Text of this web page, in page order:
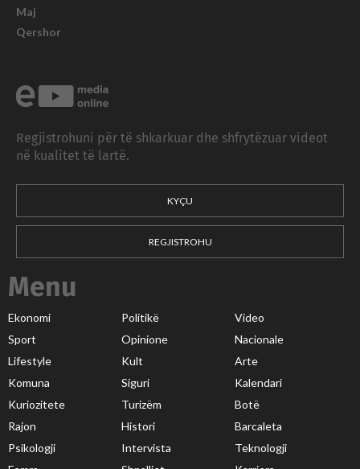
Maj
Qershor
Regjistrohuni për të shkarkuar dhe shfrytëzuar videot
në kualitet të lartë.
KYÇU
REGJISTROHU
Menu
Ekonomi Politikë
Video
Sport
Opinione
Nacionale
Lifestyle
Kult
Arte
Komuna
Siguri
Kalendari
Kuriozitete
Turizëm
Botë
Rajon
Histori
Barcaleta
Psikologji
Intervista
Teknologji